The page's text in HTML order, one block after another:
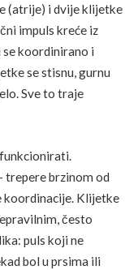
(atrije) i dvije klijetke
impuls kreće iz
koordinirano i
se stisnu, gurnu
Sve to traje
trepere brzinom od
koordinacije. Klijetke
često
puls koji ne
bol u prsima ili